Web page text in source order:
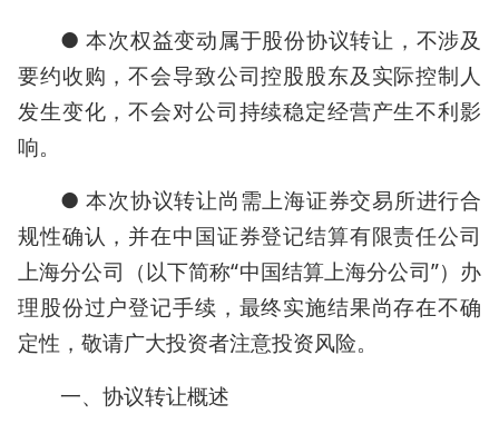
● 本次权益变动属于股份协议转让，不涉及
要约收购，不会导致公司控股股东及实际控制人
发生变化，不会对公司持续稳定经营产生不利影
响。
● 本次协议转让尚需上海证券交易所进行合
规性确认，并在中国证券登记结算有限责任公司
上海分公司（以下简称“中国结算上海分公司”）办
理股份过户登记手续，最终实施结果尚存在不确
定性，敬请广大投资者注意投资风险。
一、协议转让概述